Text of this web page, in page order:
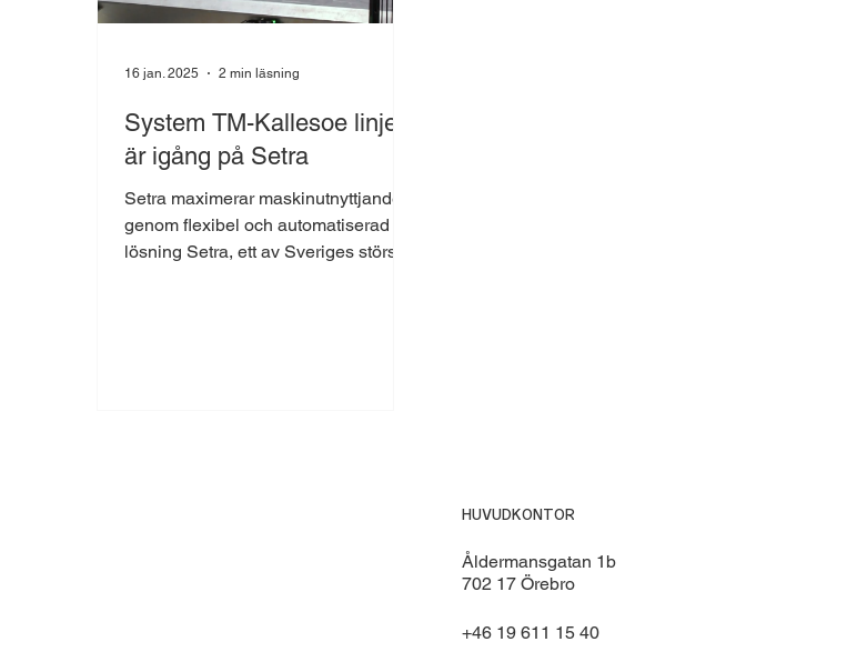
System TM-Kallesoe linjen
är igång på Setra
Setra maximerar maskinutnyttjandet
genom flexibel och automatiserad
lösning Setra, ett av Sveriges största
16 jan. 2025 2 min läsning
HUVUDKONTOR
Åldermansgatan 1b
702 17 Örebro
+46 19 611 15 40